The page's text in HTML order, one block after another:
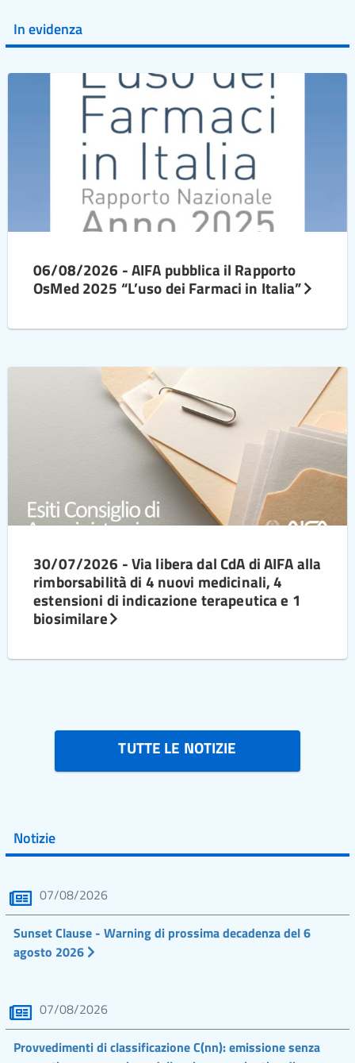
In evidenza
06/08/2026 - AIFA pubblica il Rapporto
OsMed 2025 “L’uso dei Farmaci in Italia”
30/07/2026 - Via libera dal CdA di AIFA alla
rimborsabilità di 4 nuovi medicinali, 4
estensioni di indicazione terapeutica e 1
biosimilare
TUTTE LE NOTIZIE
Notizie
07/08/2026
Sunset Clause - Warning di prossima decadenza del 6
agosto 2026
07/08/2026
Provvedimenti di classificazione C(nn): emissione senza